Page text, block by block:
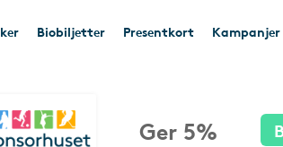
Biobiljetter Presentkort Kampanjer
Ger 5%